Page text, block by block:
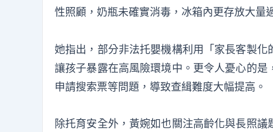
性照顧，奶瓶未確實消毒，冰箱內更存放大量
她指出，部分非法托嬰機構利用「家長客製
讓孩子暴露在高風險環境中。更令人憂心的
申請搜索票等問題，導致查緝難度大幅提高。
除托育安全外，黃婉如也關注高齡化與長照